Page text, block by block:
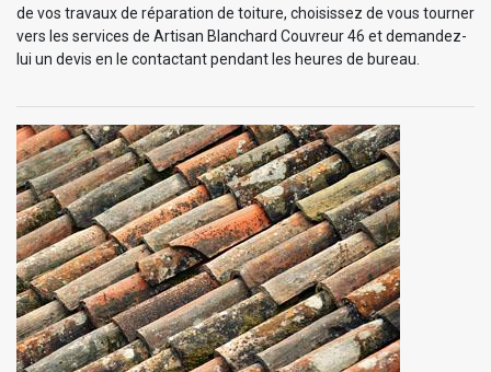
de vos travaux de réparation de toiture, choisissez de vous tourner
vers les services de Artisan Blanchard Couvreur 46 et demandez-
lui un devis en le contactant pendant les heures de bureau.